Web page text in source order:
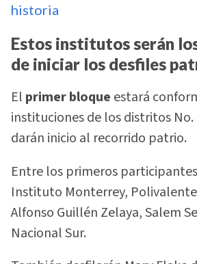
historia
Estos institutos serán
de iniciar los desfiles
El primer bloque estará
instituciones de los distritos No.
darán inicio al recorrido patrio.
Entre los primeros
Instituto Monterrey,
Alfonso Guillén Zelaya, Salem
Nacional Sur.